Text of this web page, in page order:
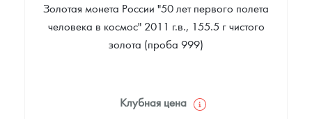
Золотая монета России "50 лет первого полета
человека в космос" 2011 г.в., 155.5 г чистого
золота (проба 999)
Клубная цена